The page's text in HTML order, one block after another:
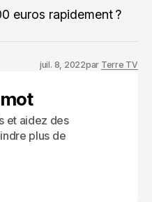
euros rapidement ?
juil. 8, 2022par Terre TV
et aidez des
plus de